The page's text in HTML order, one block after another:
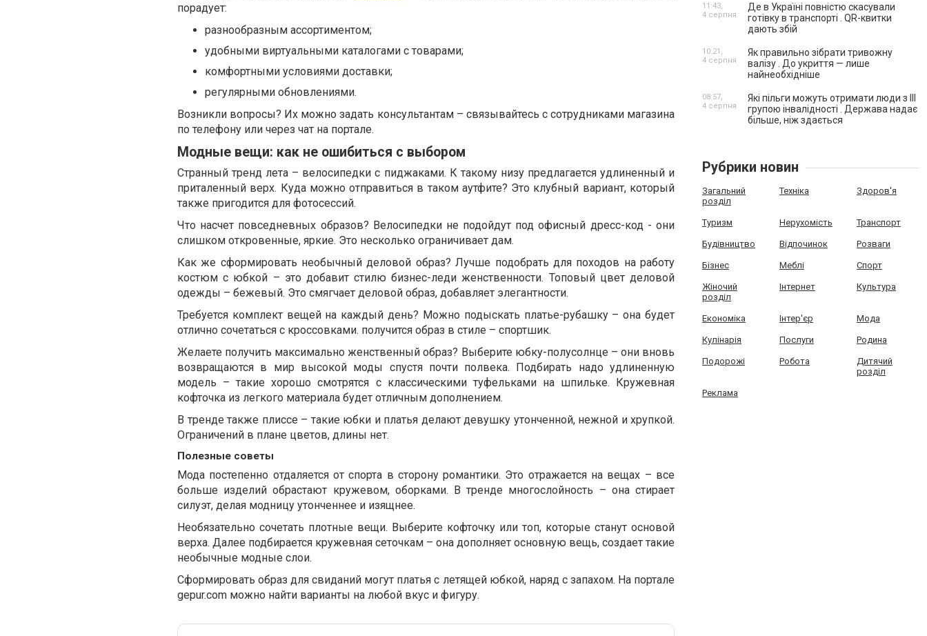
порадует:
разнообразным ассортиментом;
удобными виртуальными каталогами с товарами;
комфортными условиями доставки;
регулярными обновлениями.
Возникли вопросы? Их можно задать консультантам – связывайтесь с сотрудниками магазина
по телефону или через чат на портале.
Модные вещи: как не ошибиться с выбором
Странный тренд лета – велосипедки с пиджаками. К такому низу предлагается удлиненный и
приталенный верх. Куда можно отправиться в таком аутфите? Это клубный вариант, который
также пригодится для фотосессий.
Что насчет повседневных образов? Велосипедки не подойдут под офисный дресс-код - они
слишком откровенные, яркие. Это несколько ограничивает дам.
Как же сформировать необычный деловой образ? Лучше подобрать для походов на работу
костюм с юбкой – это добавит стилю бизнес-леди женственности. Топовый цвет деловой
одежды – бежевый. Это смягчает деловой образ, добавляет элегантности.
Требуется комплект вещей на каждый день? Можно подыскать платье-рубашку – она будет
отлично сочетаться с кроссовками. получится образ в стиле – спортшик.
Желаете получить максимально женственный образ? Выберите юбку-полусолнце – они вновь
возвращаются в мир высокой моды спустя почти полвека. Подбирать надо удлиненную
модель – такие хорошо смотрятся с классическими туфельками на шпильке. Кружевная
кофточка из легкого материала будет отличным дополнением.
В тренде также плиссе – такие юбки и платья делают девушку утонченной, нежной и хрупкой.
Ограничений в плане цветов, длины нет.
Полезные советы
Мода постепенно отдаляется от спорта в сторону романтики. Это отражается на вещах – все
больше изделий обрастают кружевом, оборками. В тренде многослойность – она стирает
силуэт, делая модницу утонченнее и изящнее.
Необязательно сочетать плотные вещи. Выберите кофточку или топ, которые станут основой
верха. Далее подбирается кружевная сеточкам – она дополняет основную вещь, создает такие
необычные модные слои.
Сформировать образ для свиданий могут платья с летящей юбкой, наряд с запахом. На портале
gepur.com можно найти варианты на любой вкус и фигуру.
Де в Україні повністю скасували
готівку в транспорті . QR-квитки
дають збій
11:43,
4 серпня
Як правильно зібрати тривожну
валізу . До укриття — лише
найнеобхідніше
10:21,
4 серпня
Які пільги можуть отримати люди з III
групою інвалідності . Держава надає
більше, ніж здається
08:57,
4 серпня
Рубрики новин
Загальний
розділ
Техніка Здоров'я
Туризм Нерухомість Транспорт
Будівництво Відпочинок Розваги
Бізнес Меблі Спорт
Жіночий
розділ
Інтернет Культура
Економіка Інтер'єр Мода
Кулінарія Послуги Родина
Подорожі Робота
Дитячий
розділ
Реклама